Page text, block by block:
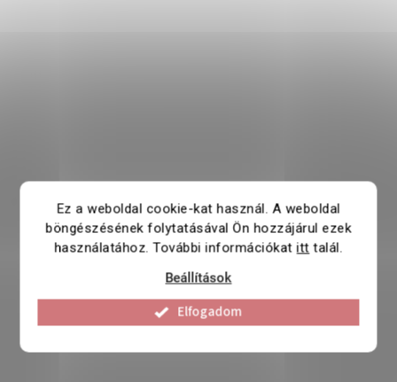
Ez a weboldal cookie-kat használ. A weboldal
böngészésének folytatásával Ön hozzájárul ezek
használatához. További információkatitt talál.
Beállítások
Elfogadom